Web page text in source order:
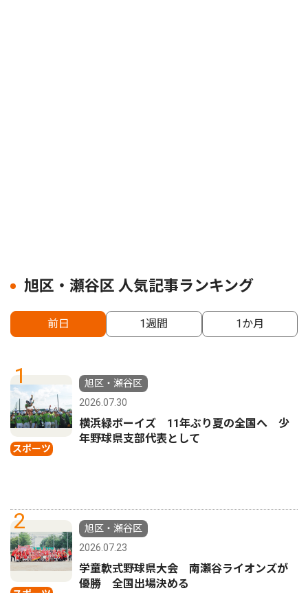
旭区・瀬谷区 人気記事ランキング
前日 1週間 1か月
1
スポーツ
旭区・瀬谷区
2026.07.30
横浜緑ボーイズ 11年ぶり夏の全国へ 少
年野球県支部代表として
2
旭区・瀬谷区
2026.07.23
学童軟式野球県大会 南瀬谷ライオンズが
優勝 全国出場決める